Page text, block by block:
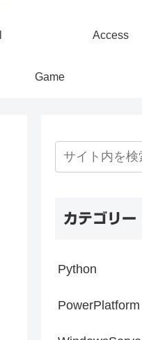
Access
Game
カテゴリー
Python
PowerPlatform